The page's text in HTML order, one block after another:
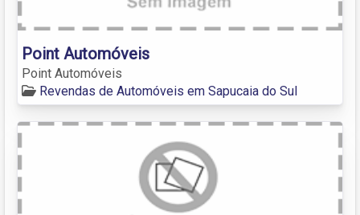
Point Automóveis
Point Automóveis
Revendas de Automóveis em Sapucaia do Sul